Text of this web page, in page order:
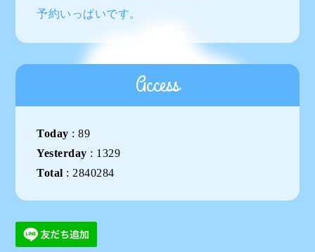
予約いっぱいです。
Access
Today :89
Yesterday : 1329
Total : 2840284